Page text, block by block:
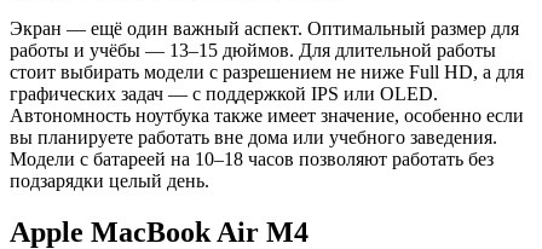
Экран — ещё один важный аспект. Оптимальный размер для
работы и учёбы — 13–15 дюймов. Для длительной работы
стоит выбирать модели с разрешением не ниже Full HD, а для
графических задач — с поддержкой IPS или OLED.
Автономность ноутбука также имеет значение, особенно если
вы планируете работать вне дома или учебного заведения.
Модели с батареей на 10–18 часов позволяют работать без
подзарядки целый день.
Apple MacBook Air M4